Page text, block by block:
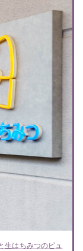
生はちみつのビュ